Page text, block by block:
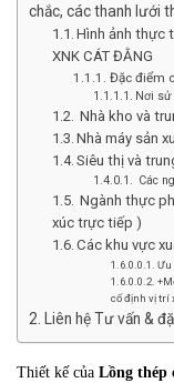
chắc, các thanh lưới
Hình ảnh thực
XNK CÁT ĐẰNG
Đặc điểm
Nơi sử
Nhà kho và
Nhà máy sản
Siêu thị và
Các
Ngành thực
xúc trực tiếp )
Các khu vực
Ưu
cố định vị trí
Liên hệ Tư vấn &
Thiết kế của Lồng thép